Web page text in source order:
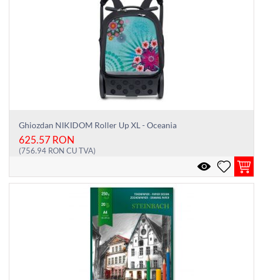
Ghiozdan NIKIDOM Roller Up XL - Oceania
625.57RON
(756.94 RON CU TVA)